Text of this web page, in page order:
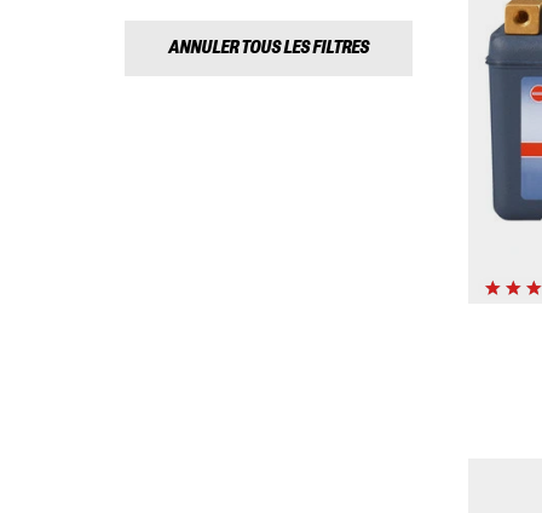
ANNULER TOUS LES FILTRES